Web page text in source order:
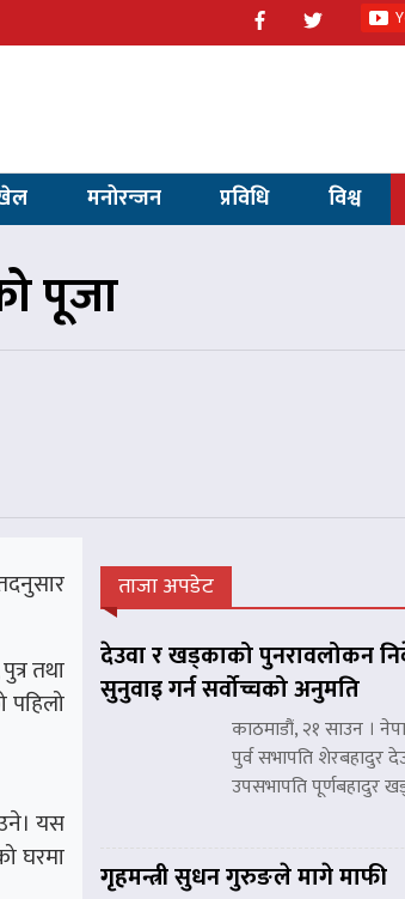
मनोरन्जन प्रविधि विश्व
पूजा
तथा
पहिलो
यस
घरमा
ताजा अपडेट
देउवा र खड्काको पुनरावलोकन
सुनुवाइ गर्न सर्वोच्चको अनुमति
काठमाडौं, २१ साउन ।
पुर्व सभापति शेरबहादुर
उपसभापति पूर्णबहादुर
गृहमन्त्री सुधन गुरुङले मागे माफी